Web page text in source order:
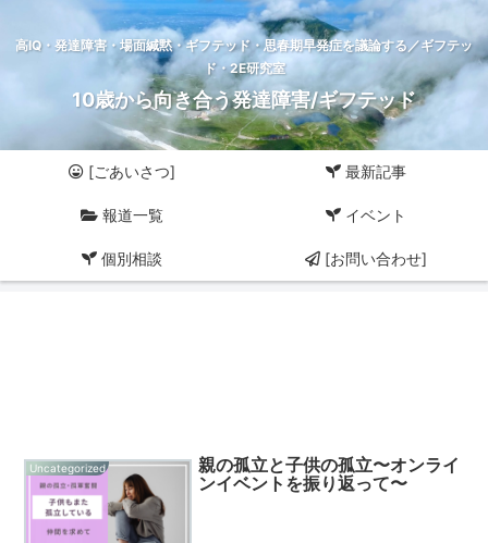
高IQ・発達障害・場面緘黙・ギフテッド・思春期早発症を議論する／ギフテッ
ド・2E研究室
10歳から向き合う発達障害/ギフテッド
[ごあいさつ] 最新記事
報道一覧 イベント
個別相談 [お問い合わせ]
Uncategorized
親の孤立と子供の孤立〜オンライ
ンイベントを振り返って〜